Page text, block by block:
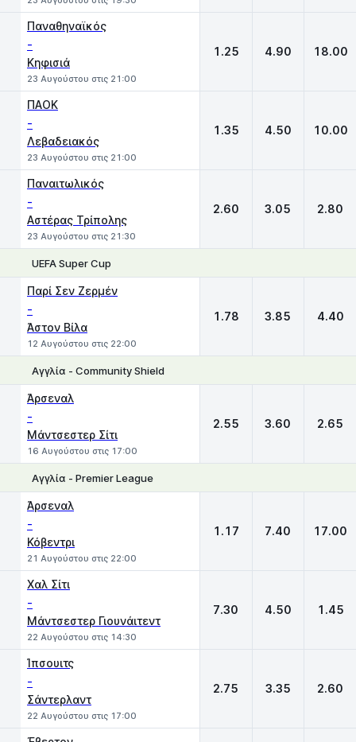
Παναθηναϊκός
-
Κηφισιά
23 Αυγούστου στις 21:00
1.25 4.90 18.00
ΠΑΟΚ
-
Λεβαδειακός
23 Αυγούστου στις 21:00
1.35 4.50 10.00
Παναιτωλικός
-
Αστέρας Τρίπολης
23 Αυγούστου στις 21:30
2.60 3.05 2.80
UEFA Super Cup
Παρί Σεν Ζερμέν
-
Άστον Βίλα
12 Αυγούστου στις 22:00
1.78 3.85 4.40
Αγγλία - Community Shield
Άρσεναλ
-
Μάντσεστερ Σίτι
16 Αυγούστου στις 17:00
2.55 3.60 2.65
Αγγλία - Premier League
Άρσεναλ
-
Κόβεντρι
21 Αυγούστου στις 22:00
1.17 7.40 17.00
Χαλ Σίτι
-
Μάντσεστερ Γιουνάιτεντ
22 Αυγούστου στις 14:30
7.30 4.50 1.45
Ίπσουιτς
-
Σάντερλαντ
22 Αυγούστου στις 17:00
2.75 3.35 2.60